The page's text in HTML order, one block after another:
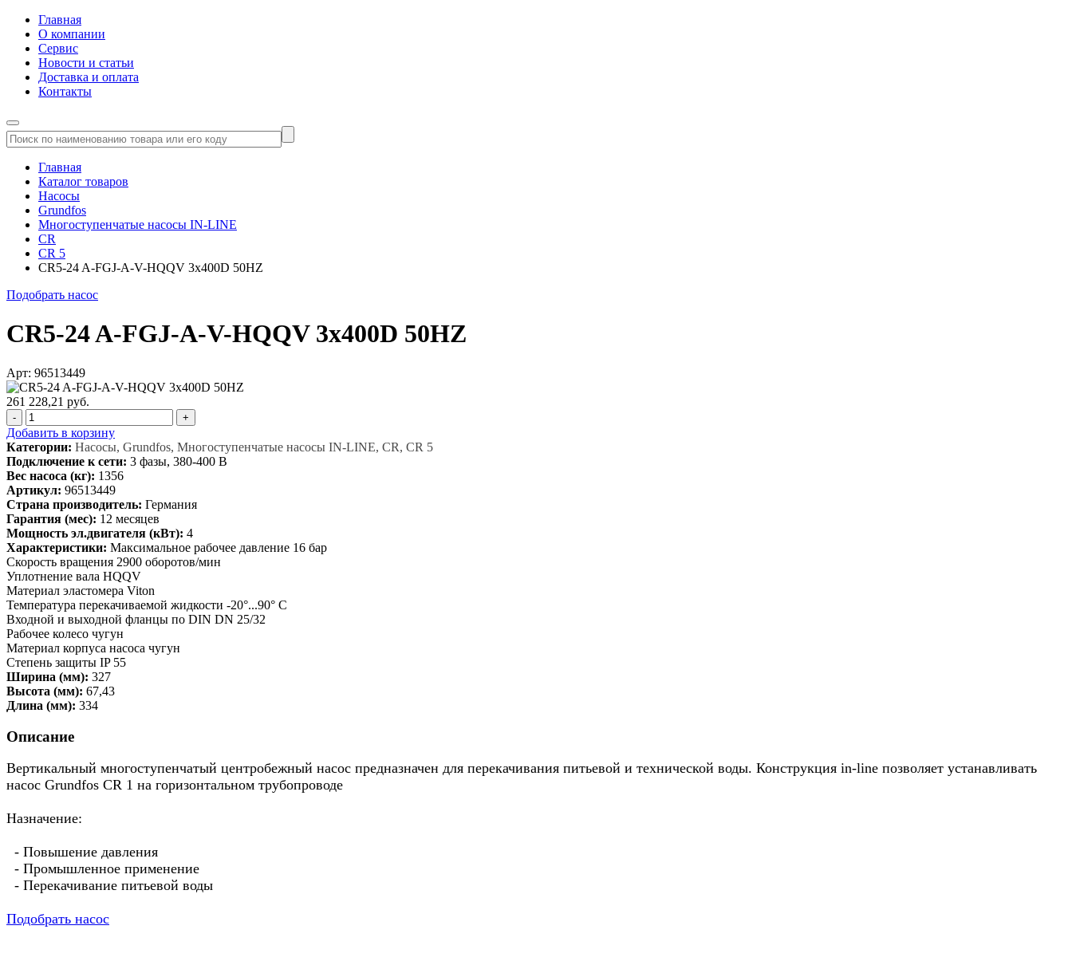
Главная
О компании
Сервис
Новости и статьи
Доставка и оплата
Контакты
Главная
Каталог товаров
Насосы
Grundfos
Многоступенчатые насосы IN-LINE
CR
CR 5
CR5-24 A-FGJ-A-V-HQQV 3x400D 50HZ
Подобрать насос
CR5-24 A-FGJ-A-V-HQQV 3x400D 50HZ
Арт: 96513449
261 228,21 руб.
- +
Добавить в корзину
Категории: Насосы, Grundfos, Многоступенчатые насосы IN-LINE, CR, CR 5
Подключение к сети: 3 фазы, 380-400 В
Вес насоса (кг): 1356
Артикул: 96513449
Страна производитель: Германия
Гарантия (мес): 12 месяцев
Мощность эл.двигателя (кВт): 4
Характеристики: Максимальное рабочее давление 16 бар
Скорость вращения 2900 оборотов/мин
Уплотнение вала HQQV
Материал эластомера Viton
Температура перекачиваемой жидкости -20°...90° C
Входной и выходной фланцы по DIN DN 25/32
Рабочее колесо чугун
Материал корпуса насоса чугун
Степень защиты IP 55
Ширина (мм): 327
Высота (мм): 67,43
Длина (мм): 334
Описание
Вертикальный многоступенчатый центробежный насос предназначен для перекачивания питьевой и технической воды. Конструкция in-line позволяет устанавливать
насос Grundfos CR 1 на горизонтальном трубопроводе
Назначение:
- Повышение давления
- Промышленное применение
- Перекачивание питьевой воды
Подобрать насос